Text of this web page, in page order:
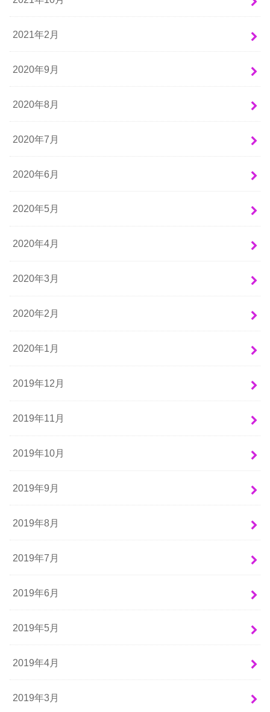
2021年2月
2020年9月
2020年8月
2020年7月
2020年6月
2020年5月
2020年4月
2020年3月
2020年2月
2020年1月
2019年12月
2019年11月
2019年10月
2019年9月
2019年8月
2019年7月
2019年6月
2019年5月
2019年4月
2019年3月